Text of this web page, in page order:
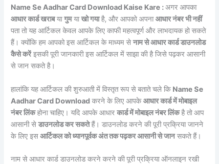
Name Se Aadhar Card Download Kaise Kare :अगर आपका
आधार कार्ड खराबयागुमयाखो गयाहै, और आपको अपनाआधार नंबर भी नहीं
पता तो यह आर्टिकल केवल आपके लिए काफी महत्वपूर्ण और लाभदायक हो सकते
हैं। क्योंकि हम आपको इस आर्टिकल के माध्यम सेनाम से आधार कार्ड डाउनलोड
कैसे करेंइसकी पूरी जानकारी इस आर्टिकल में साझा की है जिसे पढ़कर आसानी
से जान सकते है।
हालांकि यह आर्टिकल की शुरुआती में विस्तृत रूप से बताते चले कि Name Se
Aadhar Card Download करने के लिए आपकेआधार कार्ड में मोबाइल
नंबर लिंकहोना चाहिए। यदि आपके आधारकार्ड में मोबाइल नंबर लिंकहै तो आप
आसानी सेडाउनलोड कर सकतेहैं। डाउनलोड करने की पूरी प्रक्रिया जानने
के लिए इसआर्टिकल को ध्यानपूर्वक अंत तक पढ़कर आसानी से जानसकते हैं।
नाम से आधार कार्ड डाउनलोड करने करने की पूरी प्रक्रिया ऑनलाइन रखी